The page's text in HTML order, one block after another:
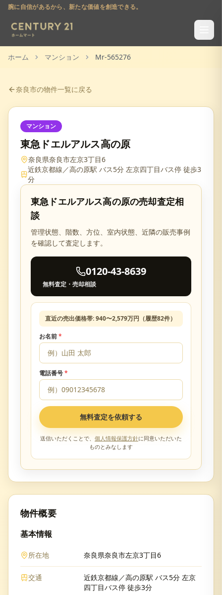
腕に自信があるから、新たな価値を創造できる。
ホーム マンション Mr-565276
奈良市の物件一覧に戻る
マンション
東急ドエルアルス高の原
奈良県奈良市左京3丁目6
近鉄京都線／高の原駅 バス5分 左京四丁目バス停 徒歩3
分
東急ドエルアルス高の原の売却査定相
談
管理状態、階数、方位、室内状態、近隣の販売事例
を確認して査定します。
0120-43-8639
無料査定・売却相談
直近の売出価格帯:940〜2,579万円（履歴82件）
お名前*
電話番号*
無料査定を依頼する
送信いただくことで、 個人情報保護方針に同意いただいた
ものとみなします
物件概要
基本情報
所在地 奈良県奈良市左京3丁目6
交通
近鉄京都線／高の原駅 バス5分 左京
四丁目バス停 徒歩3分